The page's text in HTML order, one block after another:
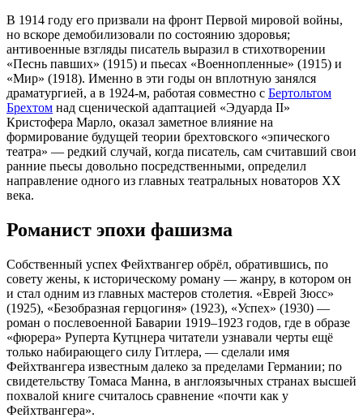
В 1914 году его призвали на фронт Первой мировой войны,
но вскоре демобилизовали по состоянию здоровья;
антивоенные взгляды писатель выразил в стихотворении
«Песнь павших» (1915) и пьесах «Военнопленные» (1915) и
«Мир» (1918). Именно в эти годы он вплотную занялся
драматургией, а в 1924-м, работая совместно с Бертольтом
Брехтом над сценической адаптацией «Эдуарда II»
Кристофера Марло, оказал заметное влияние на
формирование будущей теории брехтовского «эпического
театра» — редкий случай, когда писатель, сам считавший свои
ранние пьесы довольно посредственными, определил
направление одного из главных театральных новаторов XX
века.
Романист эпохи фашизма
Собственный успех Фейхтвангер обрёл, обратившись, по
совету жены, к историческому роману — жанру, в котором он
и стал одним из главных мастеров столетия. «Еврей Зюсс»
(1925), «Безобразная герцогиня» (1923), «Успех» (1930) —
роман о послевоенной Баварии 1919–1923 годов, где в образе
«фюрера» Руперта Кутцнера читатели узнавали черты ещё
только набирающего силу Гитлера, — сделали имя
Фейхтвангера известным далеко за пределами Германии; по
свидетельству Томаса Манна, в англоязычных странах высшей
похвалой книге считалось сравнение «почти как у
Фейхтвангера».